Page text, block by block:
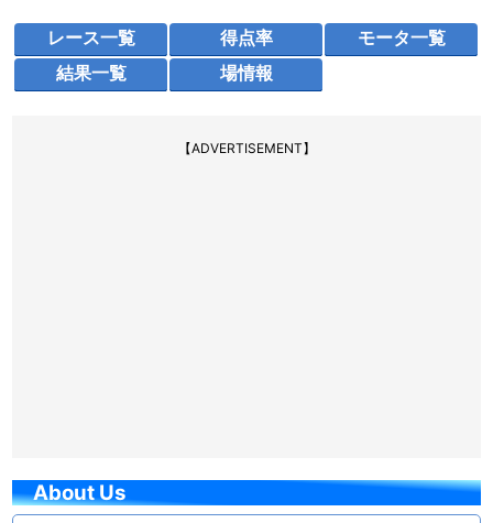
レース一覧 得点率
モータ一覧
結果一覧
場情報
【ADVERTISEMENT】
About Us